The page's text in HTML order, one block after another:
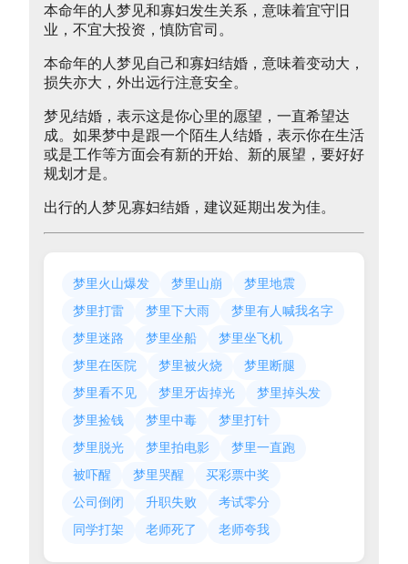
本命年的人梦见和寡妇发生关系，意味着宜守旧
业，不宜大投资，慎防官司。
本命年的人梦见自己和寡妇结婚，意味着变动大，
损失亦大，外出远行注意安全。
梦见结婚，表示这是你心里的愿望，一直希望达
成。如果梦中是跟一个陌生人结婚，表示你在生活
或是工作等方面会有新的开始、新的展望，要好好
规划才是。
出行的人梦见寡妇结婚，建议延期出发为佳。
梦里火山爆发 梦里山崩
梦里地震
梦里打雷
梦里下大雨
梦里有人喊我名字
梦里迷路
梦里坐船
梦里坐飞机
梦里在医院
梦里被火烧
梦里断腿
梦里看不见
梦里牙齿掉光
梦里掉头发
梦里捡钱
梦里中毒
梦里打针
梦里脱光
梦里拍电影
梦里一直跑
被吓醒
梦里哭醒
买彩票中奖
公司倒闭
升职失败
考试零分
同学打架
老师死了 老师夸我